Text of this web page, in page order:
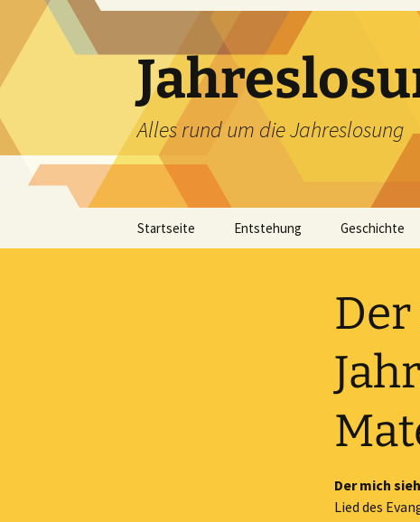
Inhalt
springen
Alles rund um die Jahreslosung
Startseite Entstehung Geschichte
Der mich
Lied des